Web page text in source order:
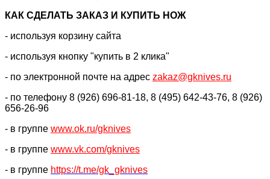
КАК CДЕЛАТЬ ЗАКАЗ И КУПИТЬ НОЖ
- используя корзину сайта
- используя кнопку "купить в 2 клика"
- по электронной почте на адрес zakaz@gknives.ru
- по телефону 8 (926) 696-81-18, 8 (495) 642-43-76, 8 (926)
656-26-96
- в группе www.ok.ru/gknives
- в группе www.vk.com/gknives
- в группе https://t.me/gk_gknives